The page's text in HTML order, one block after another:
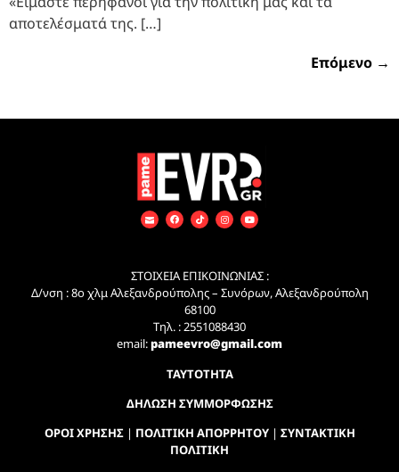
αποτελέσματά της. […]
Επόμενο →
ΣΤΟΙΧΕΙΑ ΕΠΙΚΟΙΝΩΝΙΑΣ :
Δ/νση : 8ο χλμ Αλεξανδρούπολης – Συνόρων, Αλεξανδρούπολη
68100
Τηλ. : 2551088430
email:pameevro@gmail.com
ΤΑΥΤΟΤΗΤΑ
ΔΗΛΩΣΗ ΣΥΜΜΟΡΦΩΣΗΣ
ΟΡΟΙ ΧΡΗΣΗΣ| ΠΟΛΙΤΙΚΗ ΑΠΟΡΡΗΤΟΥ| ΣΥΝΤΑΚΤΙΚΗ
ΠΟΛΙΤΙΚΗ